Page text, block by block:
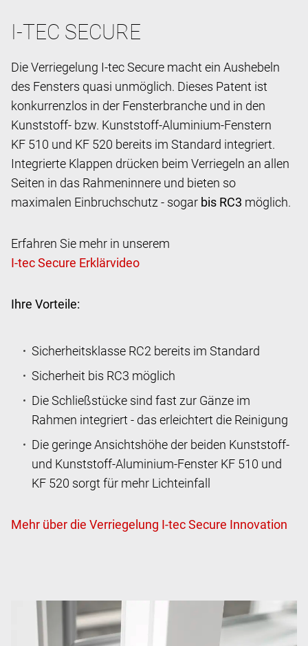
I-TEC SECURE
Die Verriegelung I-tec Secure macht ein Aushebeln
des Fensters quasi unmöglich. Dieses Patent ist
konkurrenzlos in der Fensterbranche und in den
Kunststoff- bzw. Kunststoff-Aluminium-Fenstern
KF 510 und KF 520 bereits im Standard integriert.
Integrierte Klappen drücken beim Verriegeln an allen
Seiten in das Rahmeninnere und bieten so
maximalen Einbruchschutz - sogar bis RC3 möglich.
Erfahren Sie mehr in unserem
Ihre Vorteile:
Sicherheitsklasse RC2 bereits im Standard
Sicherheit bis RC3 möglich
Die Schließstücke sind fast zur Gänze im
Rahmen integriert - das erleichtert die Reinigung
Die geringe Ansichtshöhe der beiden Kunststoff-
und Kunststoff-Aluminium-Fenster KF 510 und
KF 520 sorgt für mehr Lichteinfall